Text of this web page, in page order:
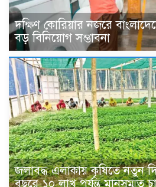
দক্ষিণ কোরিয়ার নজরে
বড় বিনিয়োগ সম্ভাবনা
জলাবদ্ধ এলাকায় কৃষিতে নতুন
বছরে ১০ লাখ পর্যন্ত মানসম্মত